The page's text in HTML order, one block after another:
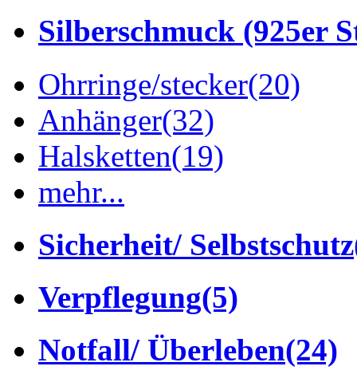
Silberschmuck (925er
Ohrringe/stecker(20)
Anhänger(32)
Halsketten(19)
mehr...
Sicherheit/ Selbstschutz
Verpflegung(5)
Notfall/ Überleben(24)